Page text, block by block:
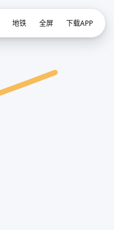
地铁 全屏 下载APP